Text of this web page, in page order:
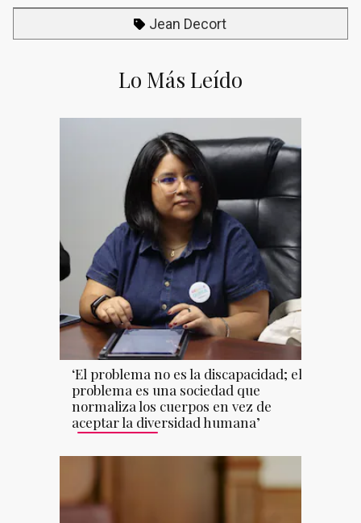
Jean Decort
Lo Más Leído
‘El problema no es la discapacidad; el
problema es una sociedad que
normaliza los cuerpos en vez de
aceptar la diversidad humana’